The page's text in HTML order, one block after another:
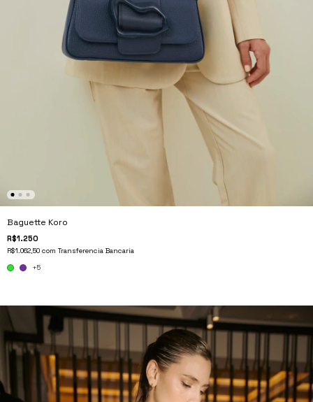
Baguette Koro
R$1.250
R$1.062,50 com Transferencia Bancaria
+5